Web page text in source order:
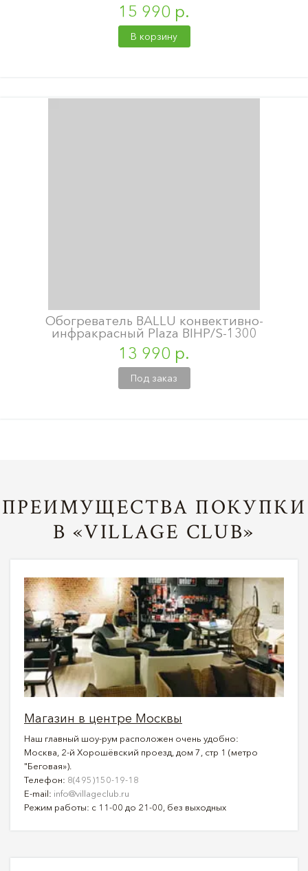
15 990 р.
В корзину
Обогреватель BALLU конвективно-
инфракрасный Plaza BIHP/S-1300
13 990 р.
Под заказ
ПРЕИМУЩЕСТВА ПОКУПКИ
В «VILLAGE CLUB»
Магазин в центре Москвы
Наш главный шоу-рум расположен очень удобно:
Москва, 2-й Хорошёвский проезд, дом 7, стр 1 (метро
"Беговая»).
Телефон: 8(495)150-19-18
E-mail: info@villageclub.ru
Режим работы: с 11-00 до 21-00, без выходных